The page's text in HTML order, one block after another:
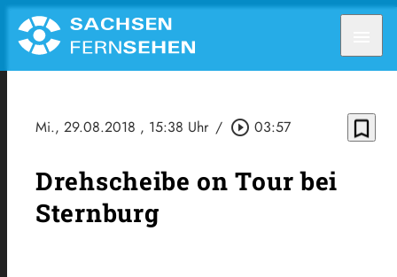
Mi., 29.08.2018 , 15:38 Uhr / play_circle_outline 03:57 bookmark_border
Drehscheibe on Tour bei
Sternburg